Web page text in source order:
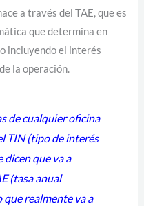
a través del TAE, que es
que determina en
incluyendo el interés
la operación.
de cualquier oficina
TIN (tipo de interés
dicen que va a
(tasa anual
que realmente va a